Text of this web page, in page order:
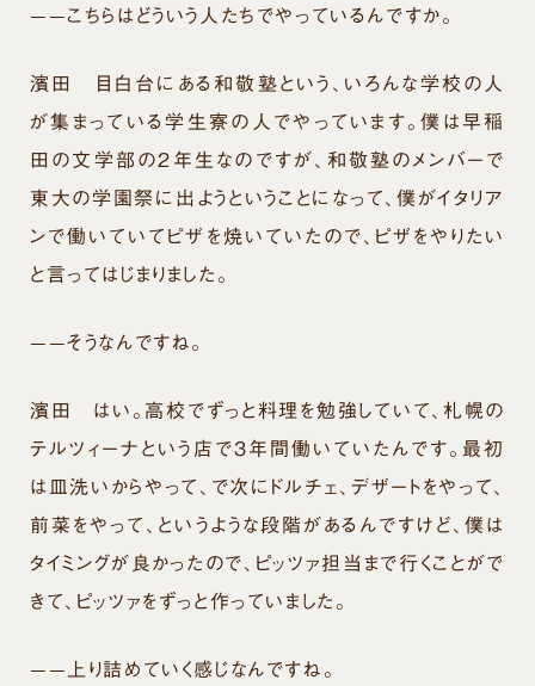
——こちらはどういう人たちでやっているんですか。
濱田 目白台にある和敬塾という、いろんな学校の人
が集まっている学生寮の人でやっています。僕は早稲
田の文学部の２年生なのですが、和敬塾のメンバーで
東大の学園祭に出ようということになって、僕がイタリア
ンで働いていてピザを焼いていたので、ピザをやりたい
と言ってはじまりました。
——そうなんですね。
濱田 はい。高校でずっと料理を勉強していて、札幌の
テルツィーナという店で３年間働いていたんです。最初
は皿洗いからやって、で次にドルチェ、デザートをやって、
前菜をやって、というような段階があるんですけど、僕は
タイミングが良かったので、ピッツァ担当まで行くことがで
きて、ピッツァをずっと作っていました。
——上り詰めていく感じなんですね。